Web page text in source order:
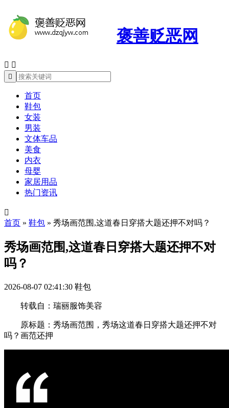
褒善贬恶网
 

首页
鞋包
女装
男装
文体车品
美食
内衣
母婴
家居用品
热门资讯

首页 » 鞋包 » 秀场画范围,这道春日穿搭大题还押不对吗？
秀场画范围,这道春日穿搭大题还押不对
吗？
2026-08-07 02:41:30 鞋包
转载自：瑞丽服饰美容
原标题：秀场画范围，秀场这道春日穿搭大题还押不对
吗？画范还押